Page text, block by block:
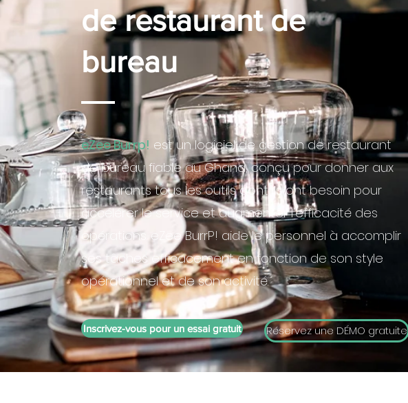
de restaurant de
bureau
eZee Burrp! est un logiciel de gestion de restaurant
de bureau fiable au Ghana, conçu pour donner aux
restaurants tous les outils dont ils ont besoin pour
accélérer le service et augmenter l'efficacité des
opérations. eZee BurrP! aide le personnel à accomplir
ses tâches efficacement en fonction de son style
opérationnel et de son activité.
Inscrivez-vous pour un essai gratuit Réservez une DÉMO gratuite